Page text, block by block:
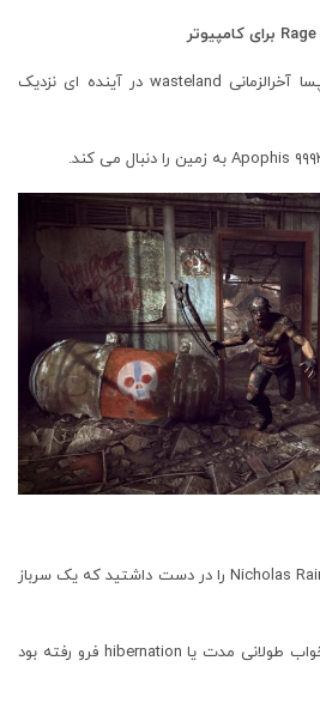
داستان بازی RAGE در دنیای پسا آخرالزمانی wasteland در آینده ای نزدیک
شما کنترل شخصیتی به نام Nicholas Raine را در دست داشتید که یک سرباز
که در پناهگاهی زیرزمینی به خواب طولانی مدت یا hibernation فرو رفته بود